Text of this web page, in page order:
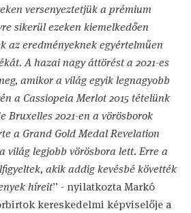
versenyeztetjük a prémium
sikerül ezeken kiemelkedően
az eredményeknek egyértelműen
A hazai nagy áttörést a 2021-es
amikor a világ egyik legnagyobb
a Cassiopeia Merlot 2015 tételünk
Bruxelles 2021-en a vörösborok
a Grand Gold Medal Revelation
világ legjobb vörösbora lett. Erre a
akik addig kevésbé követték
híreit” - nyilatkozta Markó
kereskedelmi képviselője a